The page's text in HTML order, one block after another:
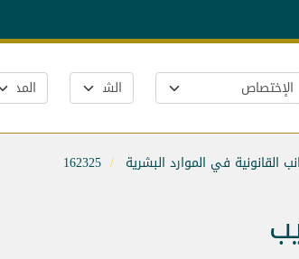
القانونية في الموارد البشرية 162325